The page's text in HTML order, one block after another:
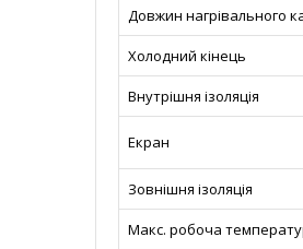
Довжин нагрівального
Холодний кінець
Внутрішня ізоляція
Екран
Зовнішня ізоляція
Макс. робоча